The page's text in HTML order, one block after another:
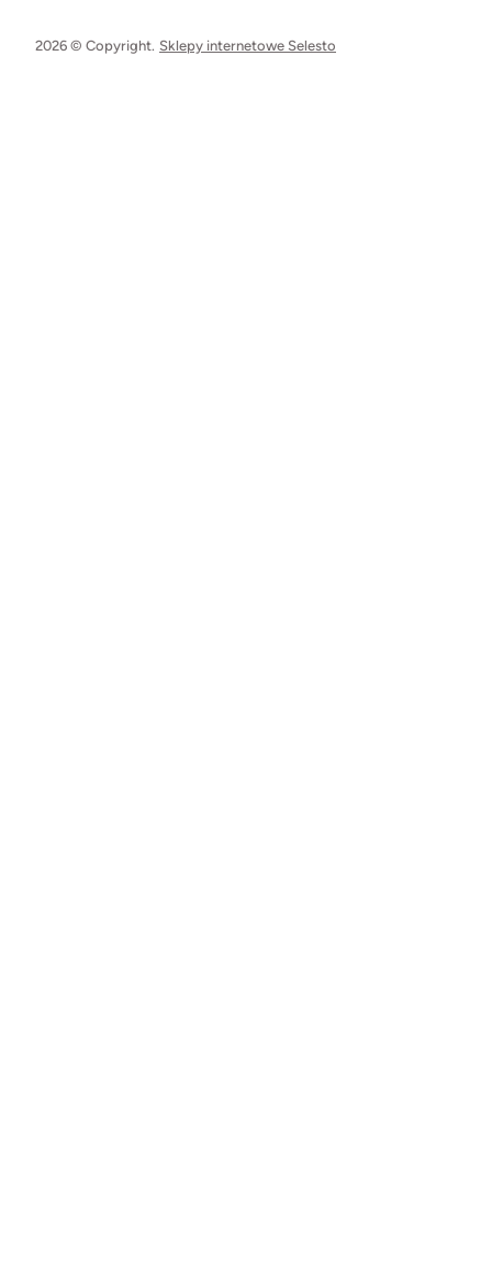
2026 © Copyright. Sklepy internetowe Selesto